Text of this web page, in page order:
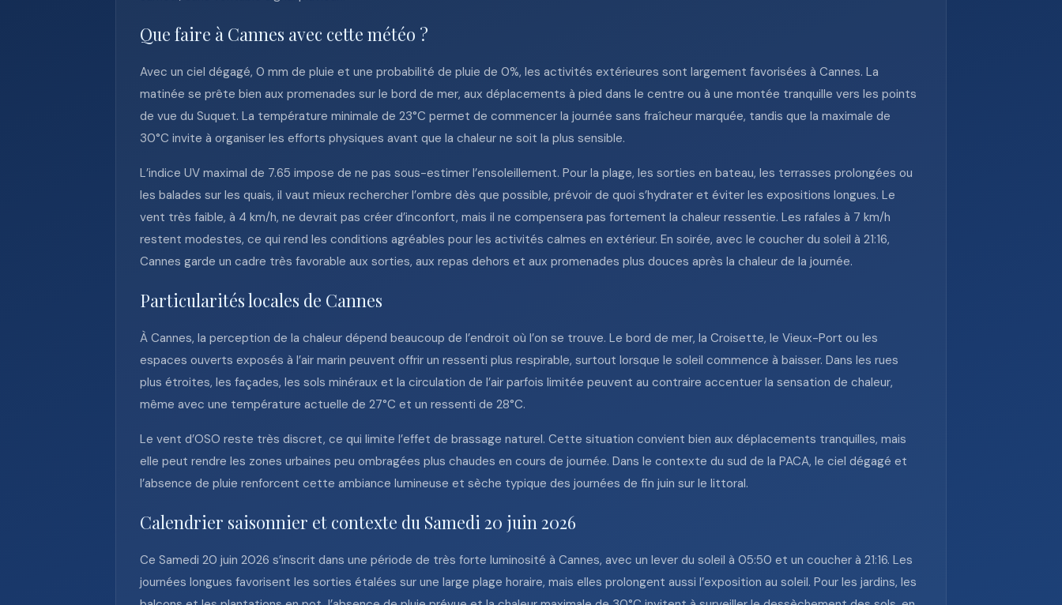
Que faire à Cannes avec cette météo ?
Avec un ciel dégagé, 0 mm de pluie et une probabilité de pluie de 0%, les activités extérieures sont largement favorisées à Cannes. La
matinée se prête bien aux promenades sur le bord de mer, aux déplacements à pied dans le centre ou à une montée tranquille vers les points
de vue du Suquet. La température minimale de 23°C permet de commencer la journée sans fraîcheur marquée, tandis que la maximale de
30°C invite à organiser les efforts physiques avant que la chaleur ne soit la plus sensible.
L’indice UV maximal de 7.65 impose de ne pas sous-estimer l’ensoleillement. Pour la plage, les sorties en bateau, les terrasses prolongées ou
les balades sur les quais, il vaut mieux rechercher l’ombre dès que possible, prévoir de quoi s’hydrater et éviter les expositions longues. Le
vent très faible, à 4 km/h, ne devrait pas créer d’inconfort, mais il ne compensera pas fortement la chaleur ressentie. Les rafales à 7 km/h
restent modestes, ce qui rend les conditions agréables pour les activités calmes en extérieur. En soirée, avec le coucher du soleil à 21:16,
Cannes garde un cadre très favorable aux sorties, aux repas dehors et aux promenades plus douces après la chaleur de la journée.
Particularités locales de Cannes
À Cannes, la perception de la chaleur dépend beaucoup de l’endroit où l’on se trouve. Le bord de mer, la Croisette, le Vieux-Port ou les
espaces ouverts exposés à l’air marin peuvent offrir un ressenti plus respirable, surtout lorsque le soleil commence à baisser. Dans les rues
plus étroites, les façades, les sols minéraux et la circulation de l’air parfois limitée peuvent au contraire accentuer la sensation de chaleur,
même avec une température actuelle de 27°C et un ressenti de 28°C.
Le vent d’OSO reste très discret, ce qui limite l’effet de brassage naturel. Cette situation convient bien aux déplacements tranquilles, mais
elle peut rendre les zones urbaines peu ombragées plus chaudes en cours de journée. Dans le contexte du sud de la PACA, le ciel dégagé et
l’absence de pluie renforcent cette ambiance lumineuse et sèche typique des journées de fin juin sur le littoral.
Calendrier saisonnier et contexte du Samedi 20 juin 2026
Ce Samedi 20 juin 2026 s’inscrit dans une période de très forte luminosité à Cannes, avec un lever du soleil à 05:50 et un coucher à 21:16. Les
journées longues favorisent les sorties étalées sur une large plage horaire, mais elles prolongent aussi l’exposition au soleil. Pour les jardins, les